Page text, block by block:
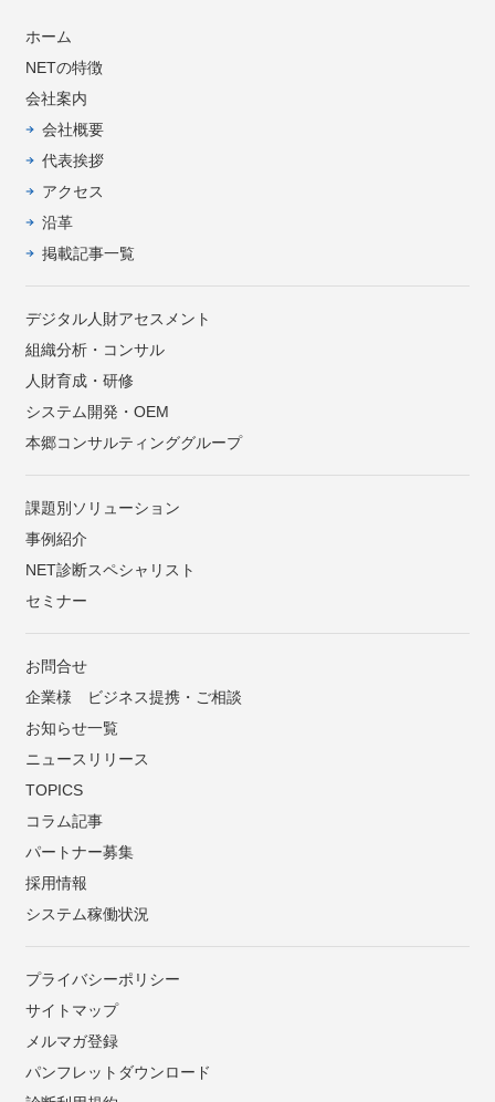
ホーム
NETの特徴
会社案内
会社概要
代表挨拶
アクセス
沿革
掲載記事一覧
デジタル人財アセスメント
組織分析・コンサル
人財育成・研修
システム開発・OEM
本郷コンサルティンググループ
課題別ソリューション
事例紹介
NET診断スペシャリスト
セミナー
お問合せ
企業様 ビジネス提携・ご相談
お知らせ一覧
ニュースリリース
TOPICS
コラム記事
パートナー募集
採用情報
システム稼働状況
プライバシーポリシー
サイトマップ
メルマガ登録
パンフレットダウンロード